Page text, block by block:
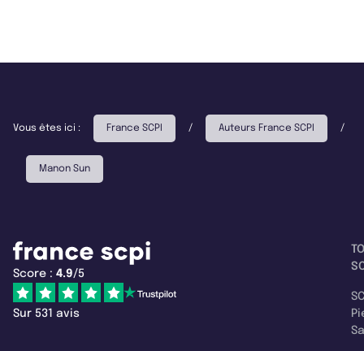
Vous êtes ici : France SCPI / Auteurs France SCPI /
Manon Sun
Score : 4.9/5
Sur 531 avis